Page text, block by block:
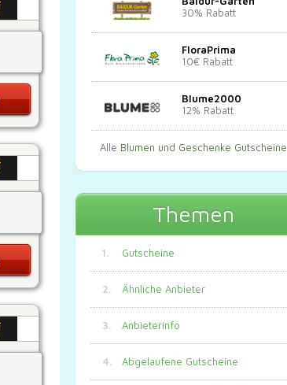
30% Rabatt
FloraPrima
10€ Rabatt
Blume2000
12% Rabatt
Alle Blumen und Geschenke Gutscheine
Themen
Gutscheine
Ähnliche Anbieter
Anbieterinfo
Abgelaufene Gutscheine